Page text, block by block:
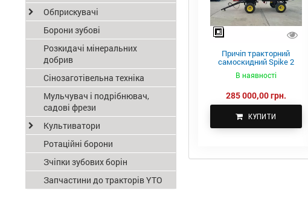
Причіп тракторний
самоскидний Spike 2
В наявності
285 000,00 грн.
КУПИТИ
Обприскувачі
Борони зубові
Розкидачі мінеральних
добрив
Сінозаготівельна техніка
Мульчувач і подрібнювач,
садові фрези
Культиватори
Ротаційні борони
Зчіпки зубових борін
Запчастини до тракторів YTO